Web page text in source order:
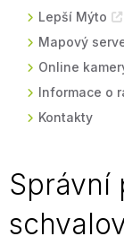
Lepší Mýto
Mapový
Online
Informace o
Kontakty
Správní